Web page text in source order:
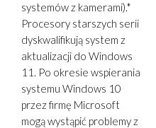
systemów z kamerami).*
Procesory starszych serii
dyskwalifikują system z
aktualizacji do Windows
11. Po okresie wspierania
systemu Windows 10
przez firmę Microsoft
mogą wystąpić problemy z